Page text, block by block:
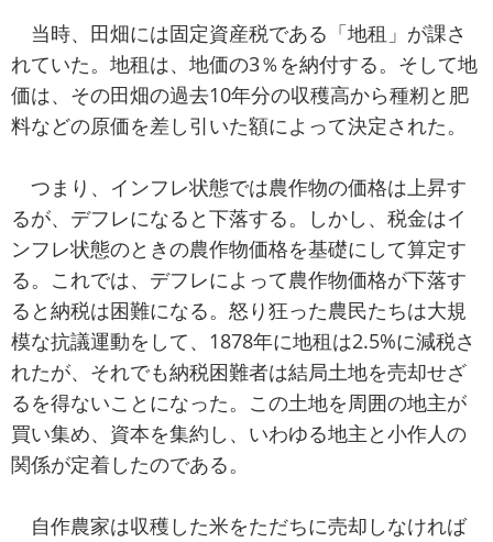
当時、田畑には固定資産税である「地租」が課さ
れていた。地租は、地価の3％を納付する。そして地
価は、その田畑の過去10年分の収穫高から種籾と肥
料などの原価を差し引いた額によって決定された。
つまり、インフレ状態では農作物の価格は上昇す
るが、デフレになると下落する。しかし、税金はイ
ンフレ状態のときの農作物価格を基礎にして算定す
る。これでは、デフレによって農作物価格が下落す
ると納税は困難になる。怒り狂った農民たちは大規
模な抗議運動をして、1878年に地租は2.5%に減税さ
れたが、それでも納税困難者は結局土地を売却せざ
るを得ないことになった。この土地を周囲の地主が
買い集め、資本を集約し、いわゆる地主と小作人の
関係が定着したのである。
自作農家は収穫した米をただちに売却しなければ